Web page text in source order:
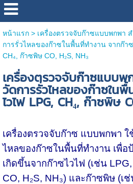
หน้าแรก> เครื่องตรวจจับก๊าซแบบพกพา
การรั่วไหลของก๊าซในพื้นที่ทำงาน จากก๊าซ
CH₄, ก๊าซพิษ CO, H₂S, NH₃
เครื่องตรวจจับก๊าซแบบ
วัดการรั่วไหลของก๊าซใน
ไวไฟ LPG, CH₄, ก๊าซพิษ
เครื่องตรวจจับก๊าซ แบบพกพา
ไหลของก๊าซในพื้นที่ทำงาน เพื่อ
เกิดขึ้นจากก๊าซไวไฟ (เช่น
CO, H₂S, NH₃) และก๊าซพิษ (เ